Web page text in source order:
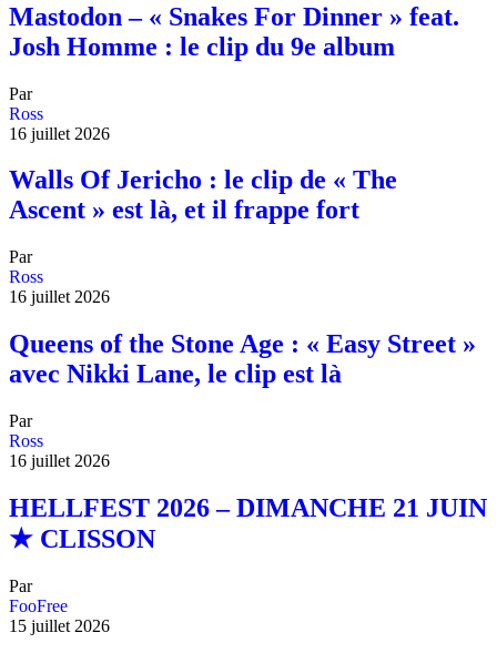
Mastodon – « Snakes For Dinner » feat.
Josh Homme : le clip du 9e album
Par
Ross
16 juillet 2026
Walls Of Jericho : le clip de « The
Ascent » est là, et il frappe fort
Par
Ross
16 juillet 2026
Queens of the Stone Age : « Easy Street »
avec Nikki Lane, le clip est là
Par
Ross
16 juillet 2026
HELLFEST 2026 – DIMANCHE 21 JUIN
★ CLISSON
Par
FooFree
15 juillet 2026